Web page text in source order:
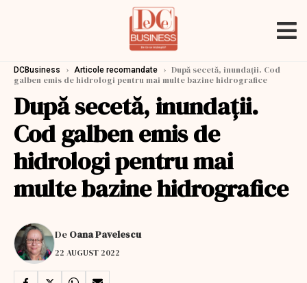
DCBusiness › Articole recomandate › După secetă, inundații. Cod
galben emis de hidrologi pentru mai multe bazine hidrografice
După secetă, inundații.
Cod galben emis de
hidrologi pentru mai
multe bazine hidrografice
De Oana Pavelescu
22 AUGUST 2022